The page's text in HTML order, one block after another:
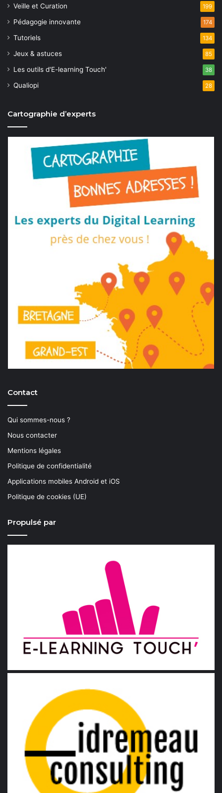
Veille et Curation 199
Pédagogie innovante 174
Tutoriels 134
Jeux & astuces 85
Les outils d'E-learning Touch' 38
Qualiopi 28
Cartographie d’experts
Contact
Qui sommes-nous ?
Nous contacter
Mentions légales
Politique de confidentialité
Applications mobiles Android et iOS
Politique de cookies (UE)
Propulsé par